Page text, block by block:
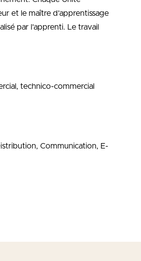
et le maître d’apprentissage
par l’apprenti. Le travail
technico-commercial
Communication, E-